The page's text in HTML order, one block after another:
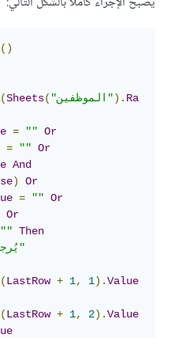
()
(Sheets( "الموظفين"). Ra
= "" Or
= "" Or
And
)
Or
= "" Or
Or
"" Then
"يُرجى إتمام البيانات"
(LastRow + 1, 1).Value
(LastRow + 1, 2).Value